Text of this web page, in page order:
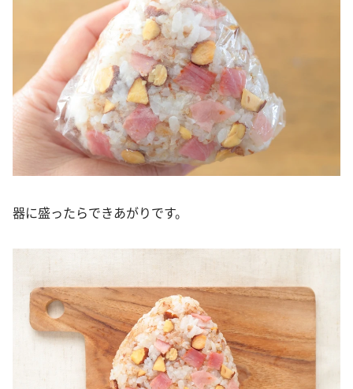
器に盛ったらできあがりです。